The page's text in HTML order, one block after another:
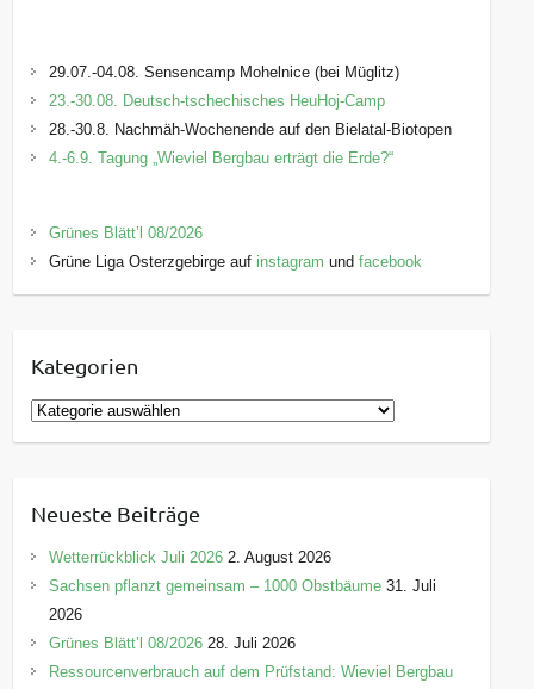
29.07.-04.08. Sensencamp Mohelnice (bei Müglitz)
23.-30.08. Deutsch-tschechisches HeuHoj-Camp
28.-30.8. Nachmäh-Wochenende auf den Bielatal-Biotopen
4.-6.9. Tagung „Wieviel Bergbau erträgt die Erde?“
Grünes Blätt’l 08/2026
Grüne Liga Osterzgebirge auf instagram undfacebook
Kategorien
K
a
g
o
r
e
n
Neueste Beiträge
Wetterrückblick Juli 2026 2. August 2026
Sachsen pflanzt gemeinsam – 1000 Obstbäume 31. Juli
2026
Grünes Blätt’l 08/2026 28. Juli 2026
Ressourcenverbrauch auf dem Prüfstand: Wieviel Bergbau